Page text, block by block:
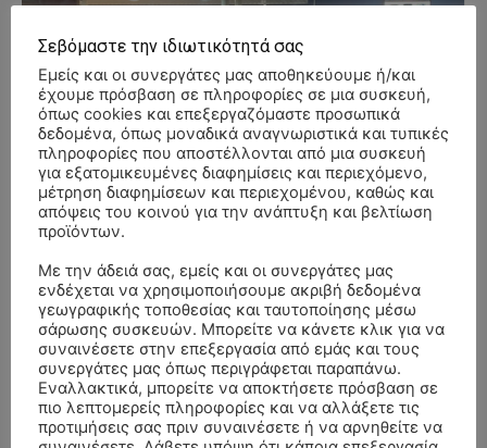
- Advertisment -
Σεβόμαστε την ιδιωτικότητά σας
Εμείς και οι συνεργάτες μας αποθηκεύουμε ή/και
έχουμε πρόσβαση σε πληροφορίες σε μια συσκευή,
όπως cookies και επεξεργαζόμαστε προσωπικά
δεδομένα, όπως μοναδικά αναγνωριστικά και τυπικές
πληροφορίες που αποστέλλονται από μια συσκευή
για εξατομικευμένες διαφημίσεις και περιεχόμενο,
μέτρηση διαφημίσεων και περιεχομένου, καθώς και
απόψεις του κοινού για την ανάπτυξη και βελτίωση
προϊόντων.
Με την άδειά σας, εμείς και οι συνεργάτες μας
ενδέχεται να χρησιμοποιήσουμε ακριβή δεδομένα
γεωγραφικής τοποθεσίας και ταυτοποίησης μέσω
σάρωσης συσκευών. Μπορείτε να κάνετε κλικ για να
συναινέσετε στην επεξεργασία από εμάς και τους
συνεργάτες μας όπως περιγράφεται παραπάνω.
Εναλλακτικά, μπορείτε να αποκτήσετε πρόσβαση σε
πιο λεπτομερείς πληροφορίες και να αλλάξετε τις
προτιμήσεις σας πριν συναινέσετε ή να αρνηθείτε να